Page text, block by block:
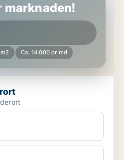
marknaden!
Ca. 14 000 pr md